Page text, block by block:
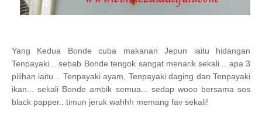
Yang Kedua Bonde cuba makanan Jepun iaitu hidangan
Tenpayaki... sebab Bonde tengok sangat menarik sekali... apa 3
pilihan iaitu... Tenpayaki ayam, Tenpayaki daging dan Tenpayaki
ikan... sekali Bonde ambik semua... sedap wooo bersama sos
black papper.. timun jeruk wahhh memang fav sekali!